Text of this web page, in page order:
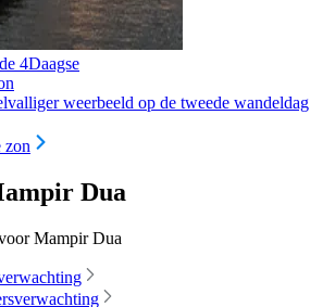
4Daagse
weerbeeld op de tweede wandeldag
zon
Dua
Mampir Dua